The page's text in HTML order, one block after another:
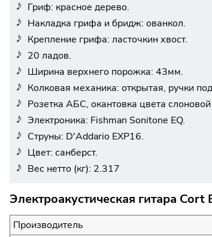
Гриф: красное дерево.
Накладка грифа и бридж: ованкол.
Крепление грифа: ласточкин хвост.
20 ладов.
Ширина верхнего порожка: 43мм.
Колковая механика: открытая, ручки
Розетка АБС, окантовка цвета слоновой
Электроника: Fishman Sonitone EQ.
Струны: D'Addario EXP16.
Цвет: санберст.
Вес нетто (кг): 2.317
Электроакустическая гитара
Производитель